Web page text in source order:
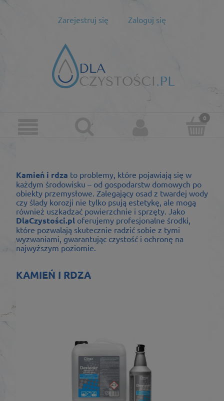
Zarejestruj się Zaloguj się
Kamień i rdza to problemy, które pojawiają się w
każdym środowisku – od gospodarstw domowych po
obiekty przemysłowe. Zalegający osad z twardej wody
czy ślady korozji nie tylko psują estetykę, ale mogą
również uszkadzać powierzchnie i sprzęty. Jako
DlaCzystości.pl oferujemy profesjonalne środki,
które pozwalają skutecznie radzić sobie z tymi
wyzwaniami, gwarantując czystość i ochronę na
najwyższym poziomie.
KAMIEŃ I RDZA